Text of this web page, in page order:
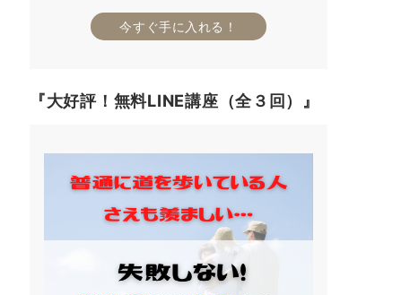
今すぐ手に入れる！
『大好評！無料LINE講座（全３回）』